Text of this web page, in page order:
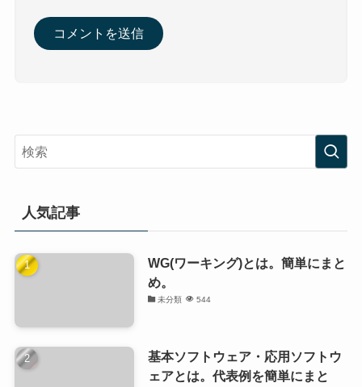
人気記事
WG(ワーキング)とは。簡単にまと
め。
未分類 544
基本ソフトウェア・応用ソフトウ
ェアとは。代表例を簡単にまと